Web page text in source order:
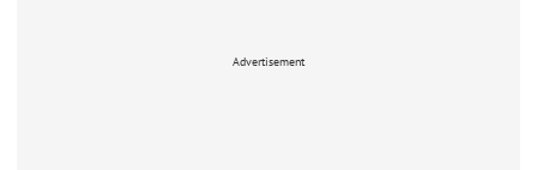
Advertisement